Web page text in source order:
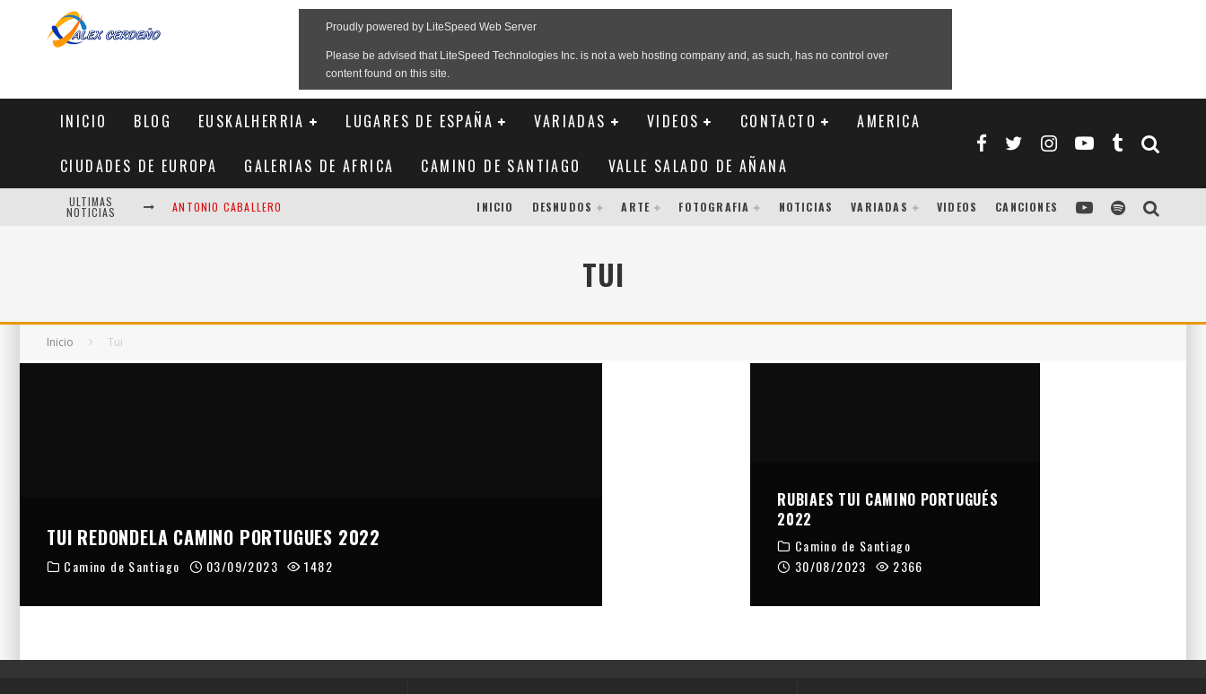
INICIO BLOG EUSKALHERRIA LUGARES DE ESPAÑA VARIADAS VIDEOS CONTACTO AMERICA
CIUDADES DE EUROPA GALERIAS DE AFRICA CAMINO DE SANTIAGO VALLE SALADO DE AÑANA
ULTIMAS
NOTICIAS ANTONIO CABALLERO
EL ALMA DEL CAMINO
INICIO DESNUDOS ARTE FOTOGRAFIA NOTICIAS VARIADAS VIDEOS CANCIONES
TUI
Inicio Tui
TUI REDONDELA CAMINO PORTUGUES 2022
Camino de Santiago 03/09/2023 1482
RUBIAES TUI CAMINO PORTUGUÉS
2022
Camino de Santiago
30/08/2023
2366